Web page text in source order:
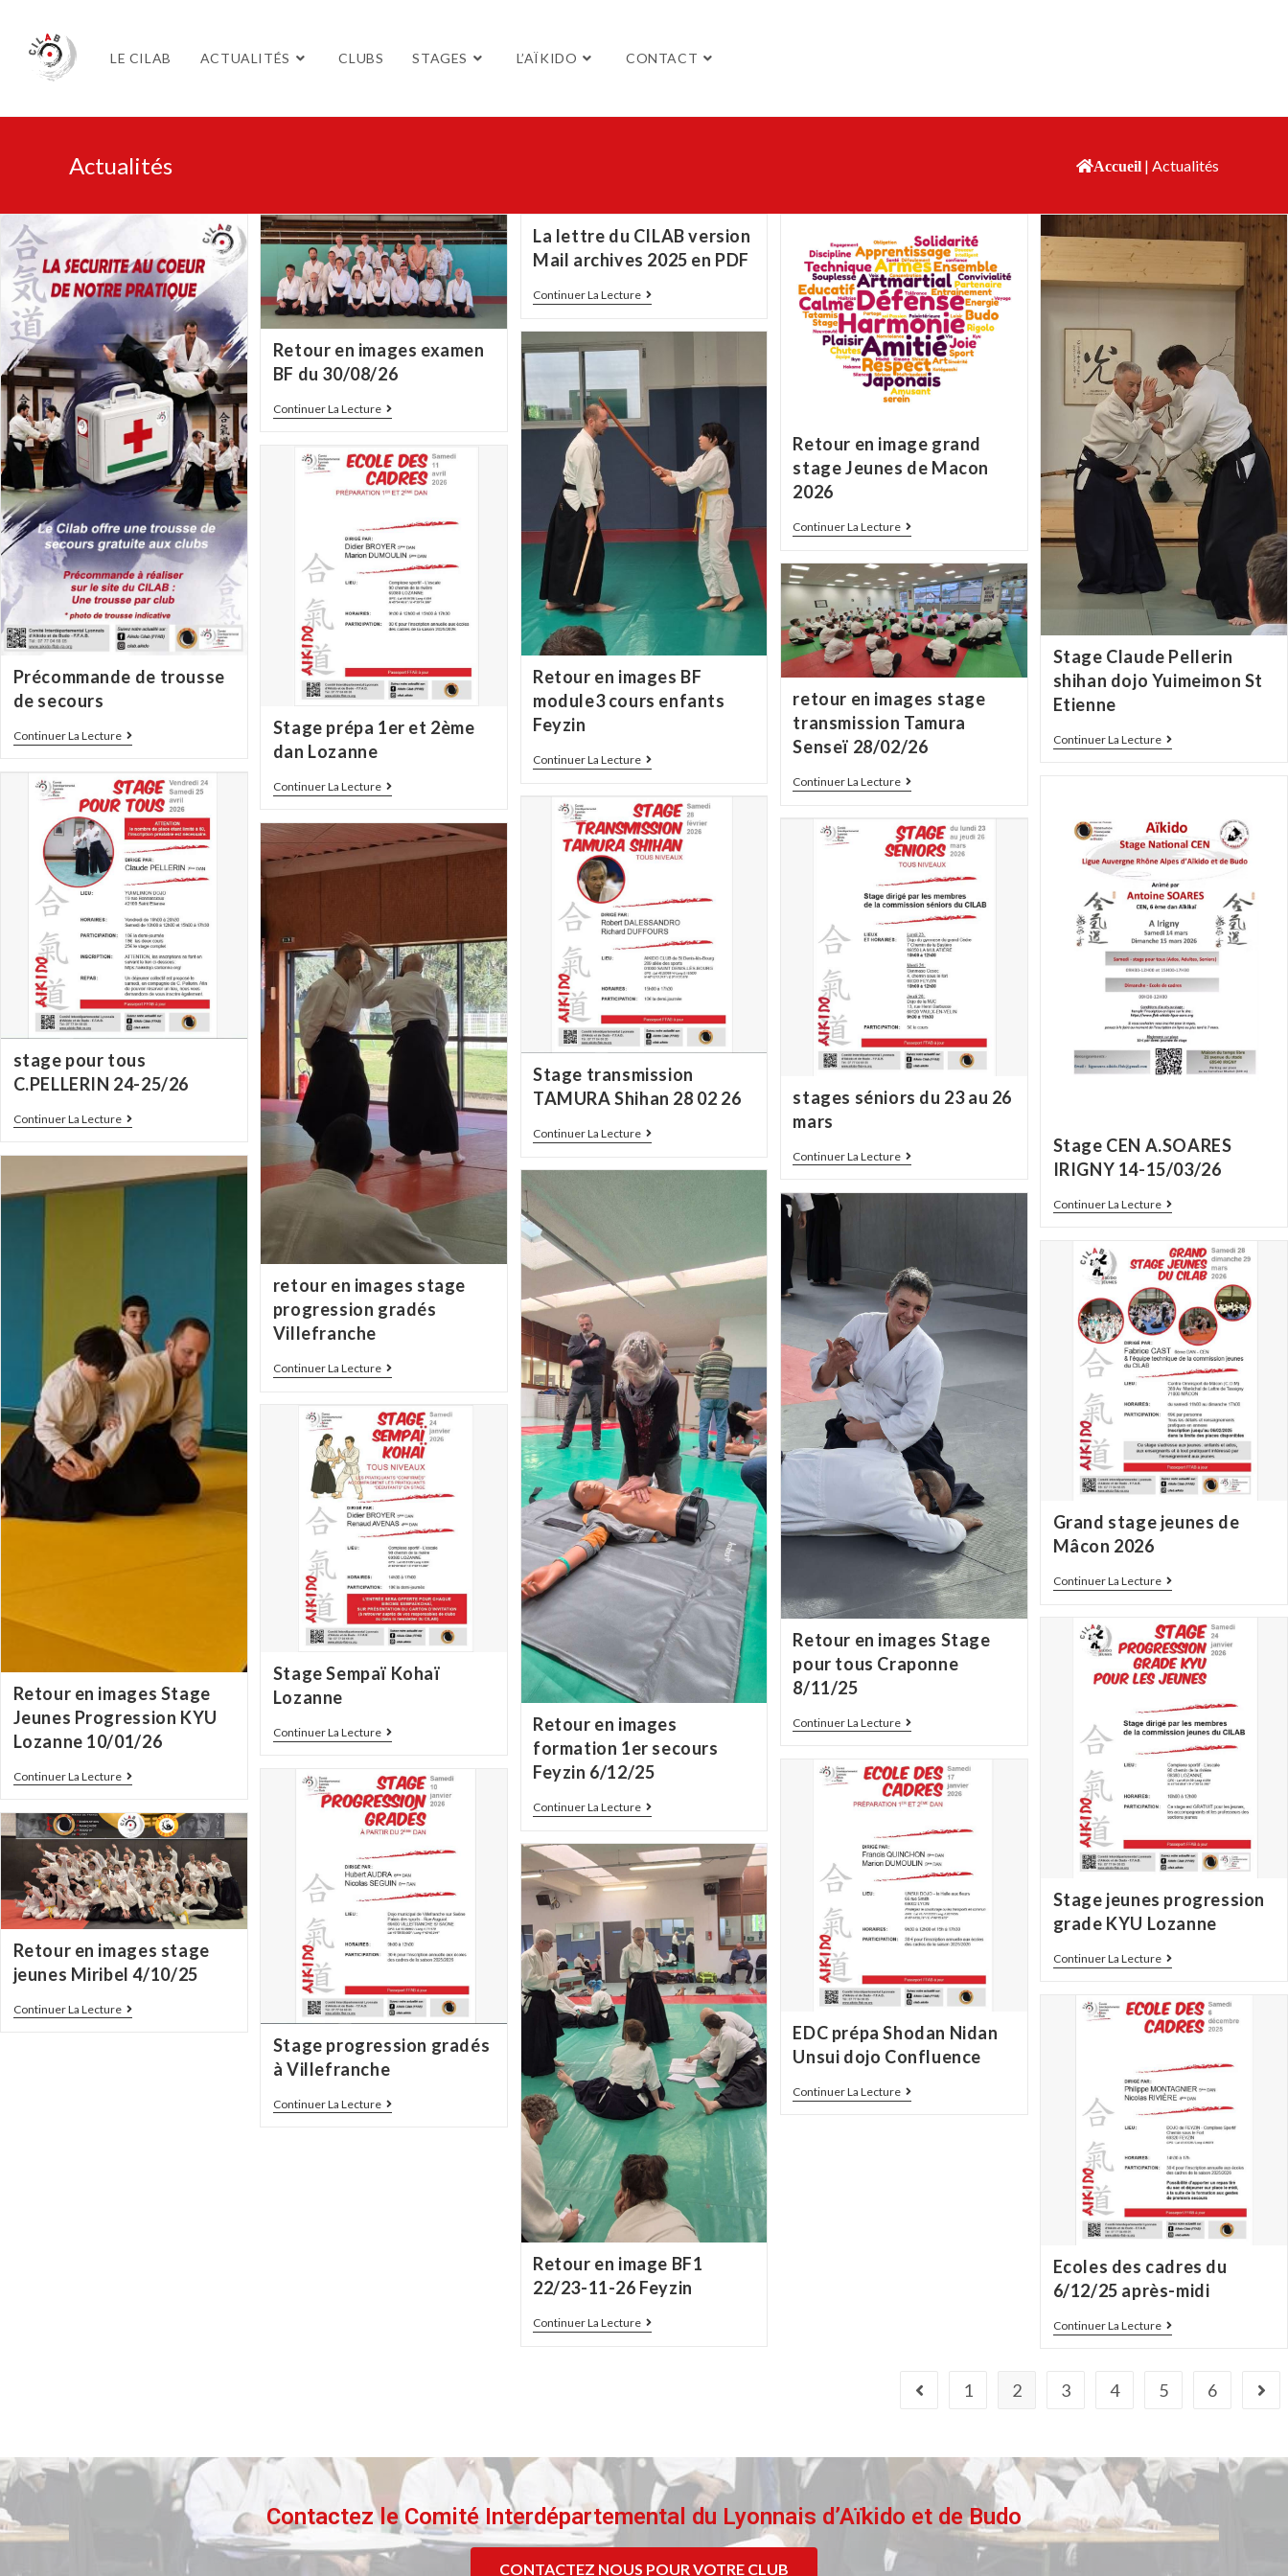
LE CILAB ACTUALITÉS CLUBS STAGES L’AÏKIDO CONTACT
Actualités Accueil | Actualités
Précommande de trousse
de secours
Continuer La Lecture
Retour en images examen
BF du 30/08/26
Continuer La Lecture
La lettre du CILAB version
Mail archives 2025 en PDF
Continuer La Lecture
Retour en image grand
stage Jeunes de Macon
2026
Continuer La Lecture
Stage Claude Pellerin
shihan dojo Yuimeimon St
Etienne
Continuer La Lecture
Retour en images BF
module3 cours enfants
Feyzin
Continuer La Lecture
Stage prépa 1er et 2ème
dan Lozanne
Continuer La Lecture
retour en images stage
transmission Tamura
Senseï 28/02/26
Continuer La Lecture
stage pour tous
C.PELLERIN 24-25/26
Continuer La Lecture
Stage CEN A.SOARES
IRIGNY 14-15/03/26
Continuer La Lecture
Stage transmission
TAMURA Shihan 28 02 26
Continuer La Lecture
stages séniors du 23 au 26
mars
Continuer La Lecture
retour en images stage
progression gradés
Villefranche
Continuer La Lecture
Retour en images Stage
Jeunes Progression KYU
Lozanne 10/01/26
Continuer La Lecture
Retour en images
formation 1er secours
Feyzin 6/12/25
Continuer La Lecture
Retour en images Stage
pour tous Craponne
8/11/25
Continuer La Lecture
Grand stage jeunes de
Mâcon 2026
Continuer La Lecture
Stage Sempaï Kohaï
Lozanne
Continuer La Lecture
Stage jeunes progression
grade KYU Lozanne
Continuer La Lecture
EDC prépa Shodan Nidan
Unsui dojo Confluence
Continuer La Lecture
Stage progression gradés
à Villefranche
Continuer La Lecture
Retour en images stage
jeunes Miribel 4/10/25
Continuer La Lecture
Retour en image BF1
22/23-11-26 Feyzin
Continuer La Lecture
Ecoles des cadres du
6/12/25 après-midi
Continuer La Lecture
1 2 3 4 5 6
Contactez le Comité Interdépartemental du Lyonnais d’Aïkido et de Budo
CONTACTEZ NOUS POUR VOTRE CLUB